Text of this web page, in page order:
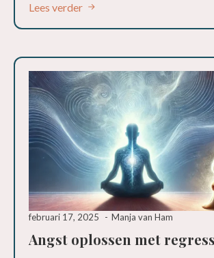
Lees verder
Angst oplossen met
februari 17, 2025 Manja van Ham